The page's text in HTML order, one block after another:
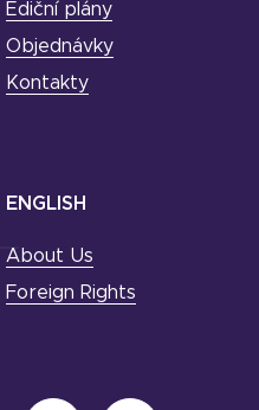
Ediční plány
Objednávky
Kontakty
ENGLISH
About Us
Foreign Rights